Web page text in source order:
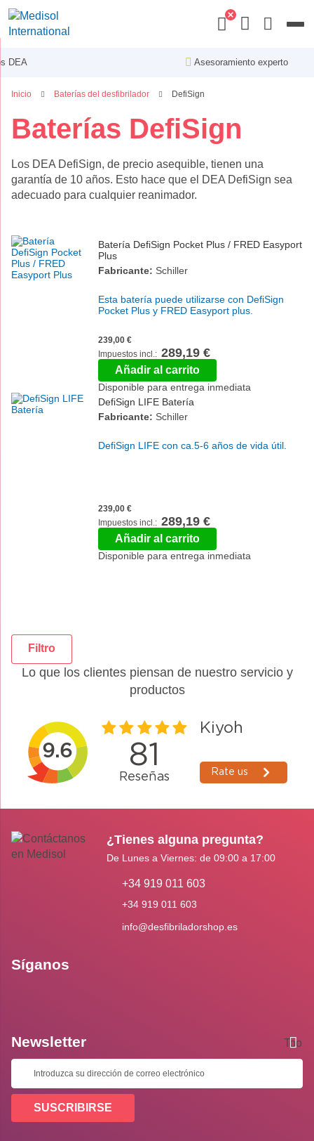
Asesoramiento experto
Inicio Baterías del desfibrilador DefiSign
Filtro
Baterías DefiSign
Los DEA DefiSign, de precio asequible, tienen una
garantía de 10 años. Esto hace que el DEA DefiSign sea
adecuado para cualquier reanimador.
Batería DefiSign Pocket Plus / FRED Easyport
Plus
Fabricante: Schiller
Esta batería puede utilizarse con DefiSign
Pocket Plus y FRED Easyport plus.
239,00 €
289,19 €
Añadir al carrito
Disponible para entrega inmediata
DefiSign LIFE Batería
Fabricante: Schiller
DefiSign LIFE con ca.5-6 años de vida útil.
239,00 €
289,19 €
Añadir al carrito
Disponible para entrega inmediata
Lo que los clientes piensan de nuestro servicio y
productos
¿Tienes alguna pregunta?
De Lunes a Viernes: de 09:00 a 17:00
+34 919 011 603
+34 919 011 603
info@desfibriladorshop.es
Síganos
Newsletter
SUSCRIBIRSE